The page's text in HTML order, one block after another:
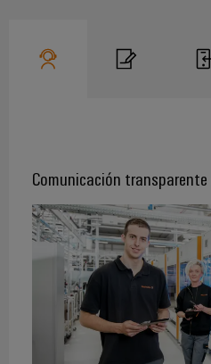
Comunicación